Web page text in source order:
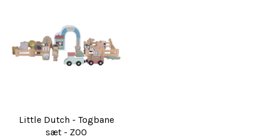
Little Dutch - Togbane
sæt - ZOO